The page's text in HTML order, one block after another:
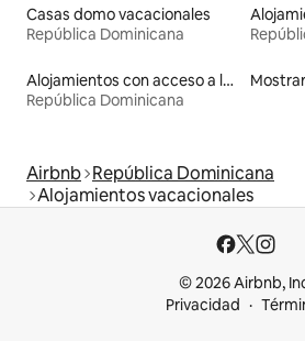
Casas domo vacacionales
República Dominicana
Alojamientos con acceso a las pistas de esquí
República Dominicana
Airbnb República Dominicana
Alojamientos vacacionales
© 2026 Airbnb,
Privacidad